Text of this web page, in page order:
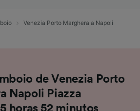
Venezia Porto Marghera a Napoli
de Venezia Porto
Napoli Piazza